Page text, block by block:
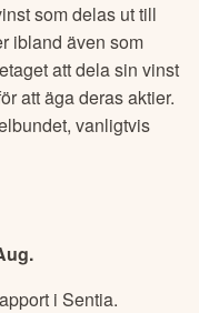
som delas ut till
ibland även som
att dela sin vinst
att äga deras aktier.
vanligtvis
.
iSentia.